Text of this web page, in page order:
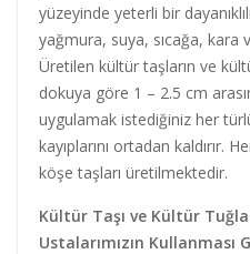
yüzeyinde yeterli bir
yağmura, suya, sıcağa, kara
Üretilen kültür taşların ve
dokuya göre 1 – 2.5 cm
uygulamak istediğiniz her
kayıplarını ortadan kaldırır.
köşe taşları üretilmektedir.
Kültür Taşı ve Kültür
Ustalarımızın Kullanması